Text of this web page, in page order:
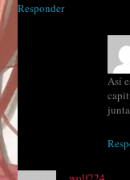
Responder
Así